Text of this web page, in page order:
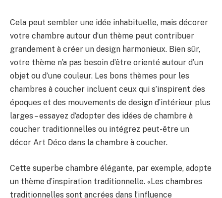
Cela peut sembler une idée inhabituelle, mais décorer
votre chambre autour d’un thème peut contribuer
grandement à créer un design harmonieux. Bien sûr,
votre thème n’a pas besoin d’être orienté autour d’un
objet ou d’une couleur. Les bons thèmes pour les
chambres à coucher incluent ceux qui s’inspirent des
époques et des mouvements de design d’intérieur plus
larges – essayez d’adopter des idées de chambre à
coucher traditionnelles ou intégrez peut-être un
décor Art Déco dans la chambre à coucher.
Cette superbe chambre élégante, par exemple, adopte
un thème d’inspiration traditionnelle. «Les chambres
traditionnelles sont ancrées dans l’influence